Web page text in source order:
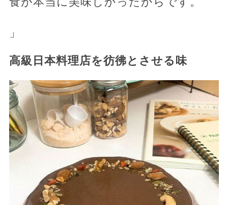
」
高級日本料理店を彷彿とさせる味